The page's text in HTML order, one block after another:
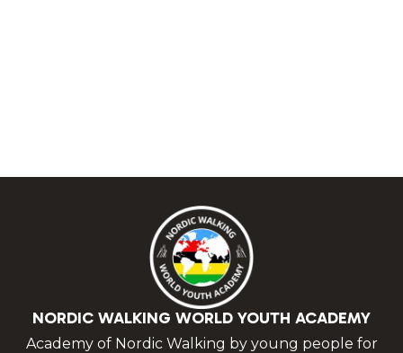
NORDIC WALKING WORLD YOUTH ACADEMY
Academy of Nordic Walking by young people for